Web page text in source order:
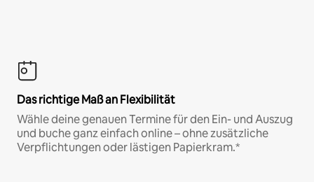
Das richtige Maß an Flexibilität
Wähle deine genauen Termine für den Ein- und Auszug
und buche ganz einfach online – ohne zusätzliche
Verpflichtungen oder lästigen Papierkram.*